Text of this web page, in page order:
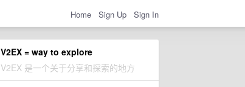
Home Sign Up Sign In
V2EX = way to explore
V2EX 是一个关于分享和探索的地方